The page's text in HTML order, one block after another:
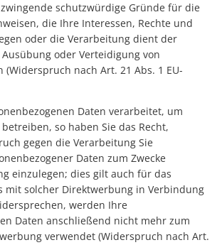
schutzwürdige Gründe für die
die Ihre Interessen, Rechte und
oder die Verarbeitung dient der
oder Verteidigung von
(Widerspruch nach Art. 21 Abs. 1 EU-
Daten verarbeitet, um
so haben Sie das Recht,
gegen die Verarbeitung Sie
Daten zum Zwecke
einzulegen; dies gilt auch für das
mit solcher Direktwerbung in Verbindung
werden Ihre
Daten anschließend nicht mehr zum
verwendet (Widerspruch nach Art.